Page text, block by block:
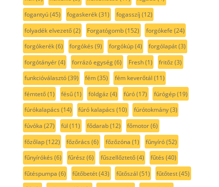
fogantyú(45) fogaskerék(31) fogasszíj (12)
folyadék elvezető(2) Forgatógomb(152) forgókefe (24)
forgókerék(6) forgókés (9) forgókúp(4) forgólapát(3)
forgótányér(4) forrázó egység(6) Fresh(1) fritőz (3)
funkcióválasztó(39) fém(35) fém keverőtál (11)
fémtető(1) fésű(1) földgáz (4) fúró(17) fúrógép(19)
fúrókalapács (14) fúró kalapács (10) fúrótokmány(3)
fúvóka (27) fül (11) fődarab(12) főmotor(6)
főzőlap(122) főzőrács (6) főzőzóna (1) fűnyíró(52)
fűnyírókés (6) fűrész (6) fűszellőztető(4) fűtés (40)
fűtéspumpa (6) fűtőbetét(43) fűtőszál (51) fűtőtest(45)